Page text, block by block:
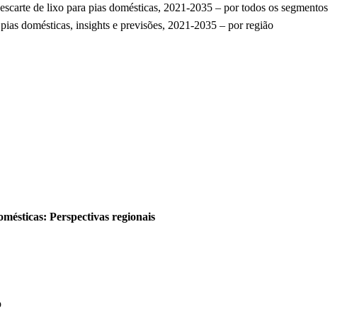
de lixo para pias domésticas, 2021-2035 – por todos os segmentos
domésticas, insights e previsões, 2021-2035 – por região
Perspectivas regionais